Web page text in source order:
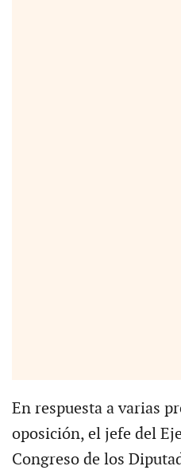
En respuesta a varias
oposición, el jefe del
Congreso de los